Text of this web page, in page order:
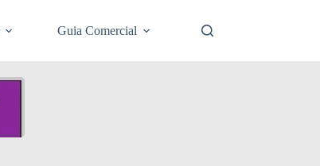
Guia Comercial